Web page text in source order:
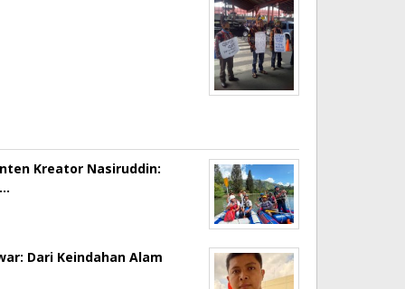
Kreator Nasiruddin:
Dari Keindahan Alam